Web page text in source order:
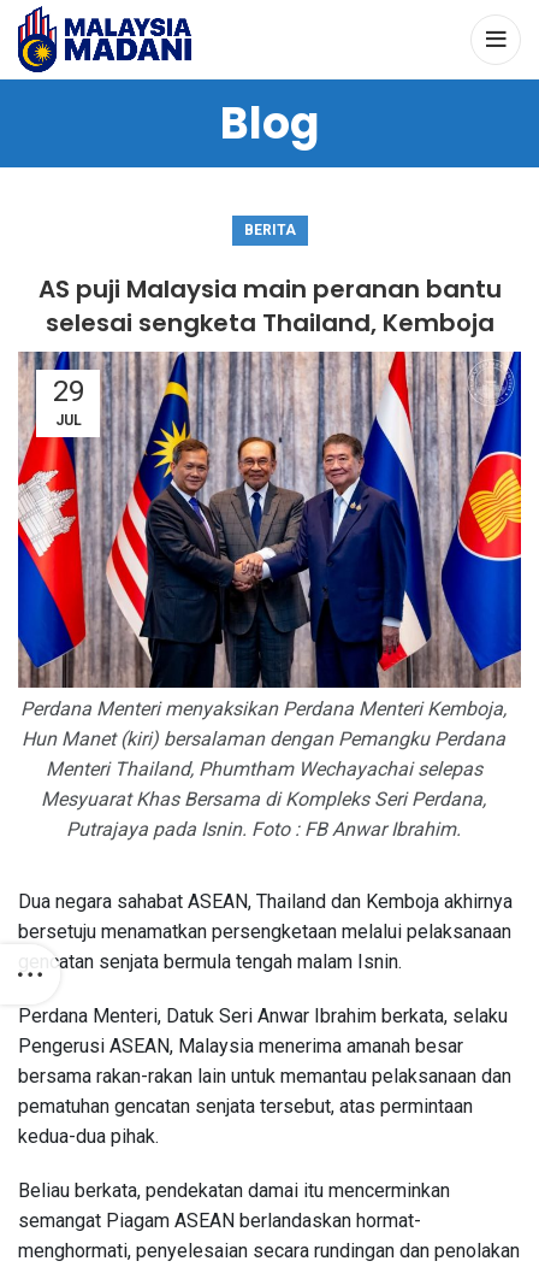
Blog
BERITA
AS puji Malaysia main peranan bantu
selesai sengketa Thailand, Kemboja
Perdana Menteri menyaksikan Perdana Menteri Kemboja,
Hun Manet (kiri) bersalaman dengan Pemangku Perdana
Menteri Thailand, Phumtham Wechayachai selepas
Mesyuarat Khas Bersama di Kompleks Seri Perdana,
Putrajaya pada Isnin. Foto : FB Anwar Ibrahim.
29
JUL
Dua negara sahabat ASEAN, Thailand dan Kemboja akhirnya
bersetuju menamatkan persengketaan melalui pelaksanaan
gencatan senjata bermula tengah malam Isnin.
Perdana Menteri, Datuk Seri Anwar Ibrahim berkata, selaku
Pengerusi ASEAN, Malaysia menerima amanah besar
bersama rakan-rakan lain untuk memantau pelaksanaan dan
pematuhan gencatan senjata tersebut, atas permintaan
kedua-dua pihak.
Beliau berkata, pendekatan damai itu mencerminkan
semangat Piagam ASEAN berlandaskan hormat-
menghormati, penyelesaian secara rundingan dan penolakan